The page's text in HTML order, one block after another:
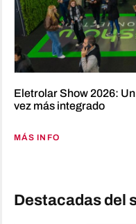
Eletrolar Show 2026:
vez más integrado
MÁS INFO
Destacadas del